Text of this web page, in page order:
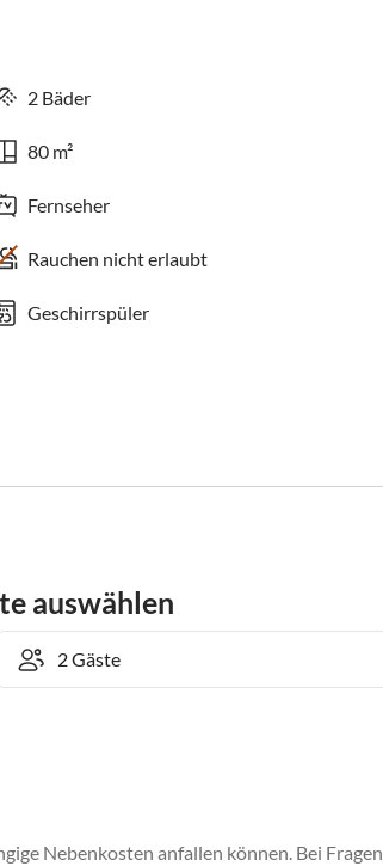
2 Bäder
80 m²
Fernseher
Rauchen nicht erlaubt
Geschirrspüler
auswählen
Nebenkosten anfallen können. Bei Fragen